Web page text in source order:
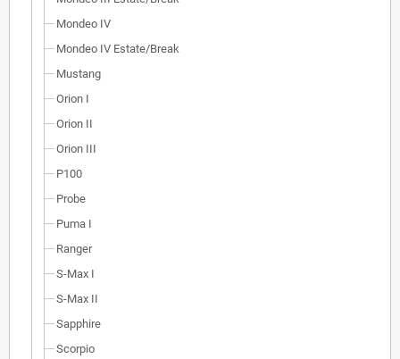
Mondeo IV
Mondeo IV Estate/Break
Mustang
Orion I
Orion II
Orion III
P100
Probe
Puma I
Ranger
S-Max I
S-Max II
Sapphire
Scorpio